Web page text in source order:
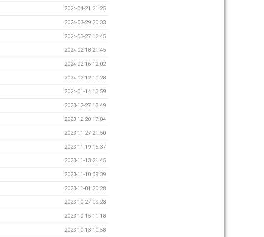
2024-04-21 21:25
2024-03-29 20:33
2024-03-27 12:45
2024-02-18 21:45
2024-02-16 12:02
2024-02-12 10:28
2024-01-14 13:59
2023-12-27 13:49
2023-12-20 17:04
2023-11-27 21:50
2023-11-19 15:37
2023-11-13 21:45
2023-11-10 09:39
2023-11-01 20:28
2023-10-27 09:28
2023-10-15 11:18
2023-10-13 10:58